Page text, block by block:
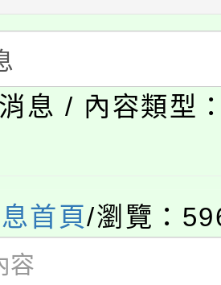
)教師甄選結果(
文化大學推廣
》溝通分析基
學生輔導中心
報名參加。
活教案入校路
農教育專業人
校115學年度第
)教師甄選結果(
金融保險知識
息 / 內容類型
首頁/瀏覽：